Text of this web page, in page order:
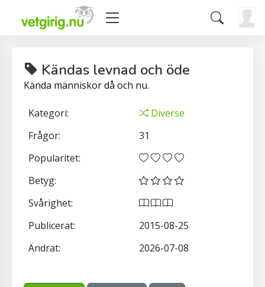
Kändas levnad och öde
Kända människor då och nu.
Kategori:
Diverse
Frågor:
31
Popularitet:
Betyg:
Svårighet:
Publicerat:
2015-08-25
Ändrat:
2026-07-08